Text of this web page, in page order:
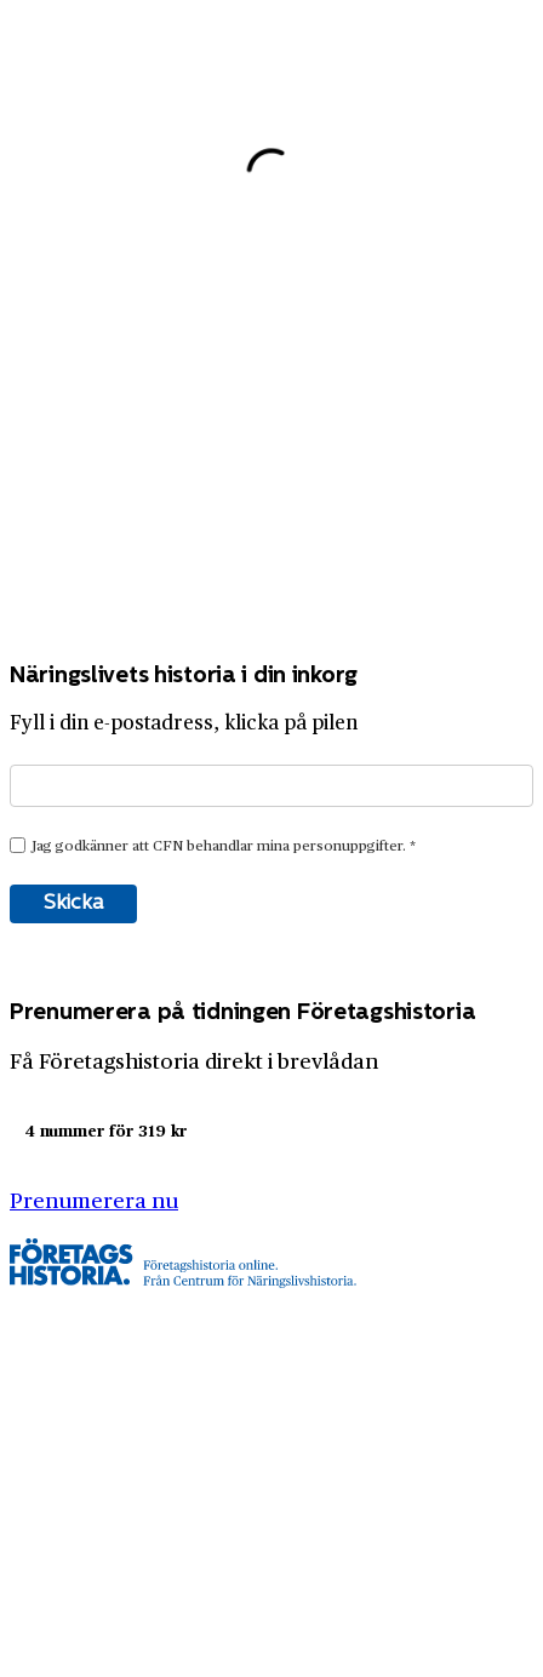
Näringslivets historia i din inkorg
Fyll i din e-postadress, klicka på pilen
Prenumerera på tidningen Företagshistoria
Få Företagshistoria direkt i brevlådan
4 nummer för 319 kr
Prenumerera nu